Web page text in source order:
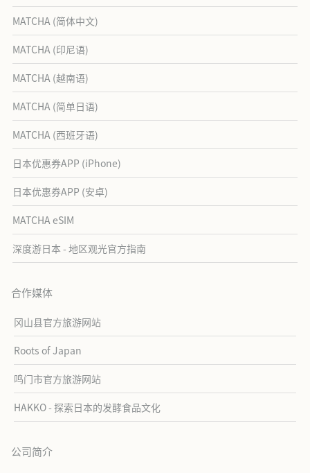
MATCHA (简体中文)
MATCHA (印尼语)
MATCHA (越南语)
MATCHA (简单日语)
MATCHA (西班牙语)
日本优惠券APP (iPhone)
日本优惠券APP (安卓)
MATCHA eSIM
深度游日本 - 地区观光官方指南
合作媒体
冈山县官方旅游网站
Roots of Japan
鸣门市官方旅游网站
HAKKO - 探索日本的发酵食品文化
公司简介